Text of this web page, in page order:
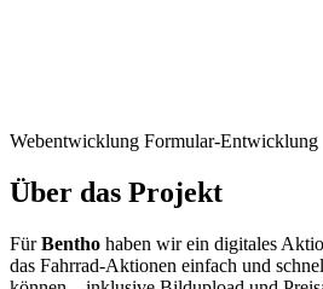
Webentwicklung Formular-Entwicklung
Über das Projekt
FürBentho haben wir ein digitales
das Fahrrad-Aktionen einfach und